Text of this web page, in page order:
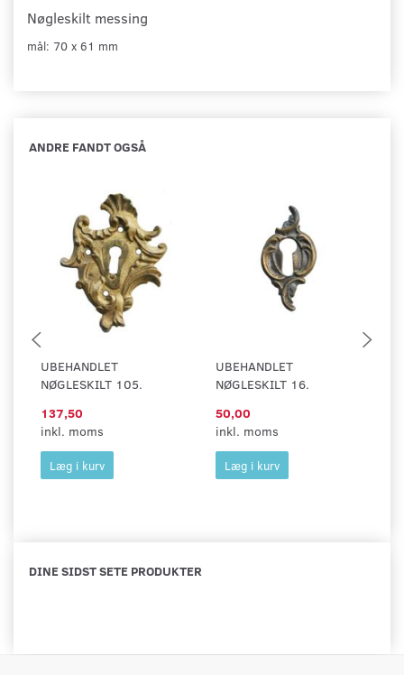
Nøgleskilt messing
mål: 70 x 61 mm
ANDRE FANDT OGSÅ
UBEHANDLET
NØGLESKILT 105.
137,50
inkl. moms
Læg i kurv
UBEHANDLET
NØGLESKILT 16.
50,00
inkl. moms
Læg i kurv
DINE SIDST SETE PRODUKTER